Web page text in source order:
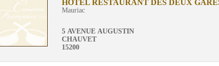
HOTEL RESTAURANT DES DEUX
Mauriac
5 AVENUE AUGUSTIN
CHAUVET
15200